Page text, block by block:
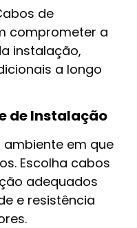
de
comprometer a
instalação,
a longo
de Instalação
ambiente em que
Escolha cabos
adequados
e resistência